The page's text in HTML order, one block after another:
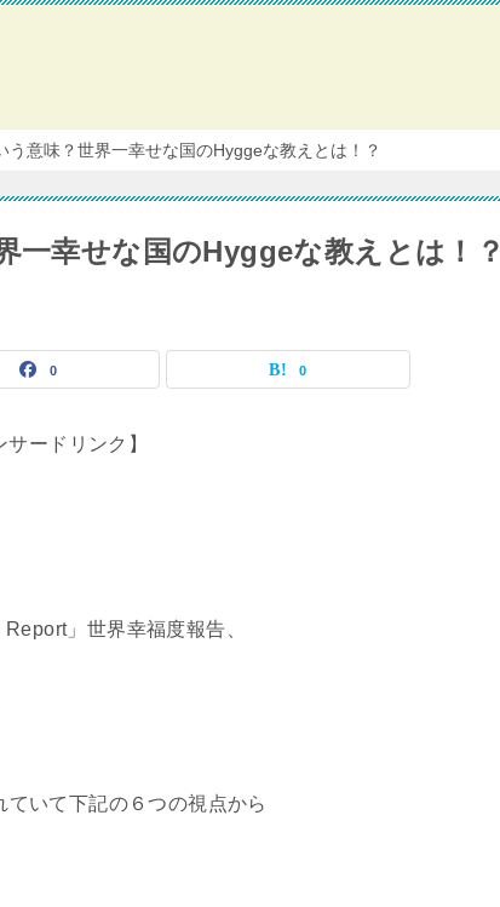
う意味？世界一幸せな国のHyggeな教えとは！？
一幸せな国のHyggeな教えとは！？
0 0
サードリンク】
」世界幸福度報告、
いて下記の６つの視点から